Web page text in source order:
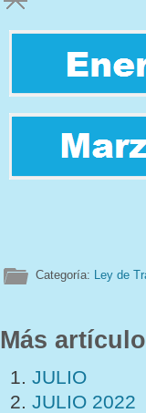
Categoría: Ley de
Más
JULIO
JULIO 2022